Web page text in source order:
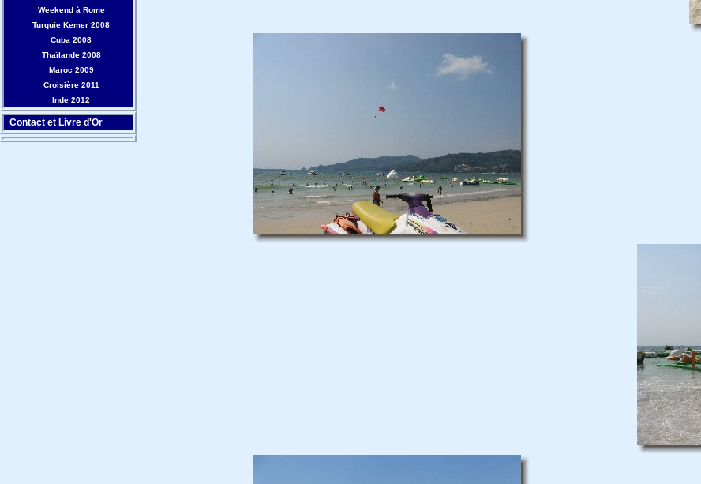
Weekend à Rome
Turquie Kemer 2008
Cuba 2008
Thaïlande 2008
Maroc 2009
Croisière 2011
Inde 2012
Contact et Livre d'Or